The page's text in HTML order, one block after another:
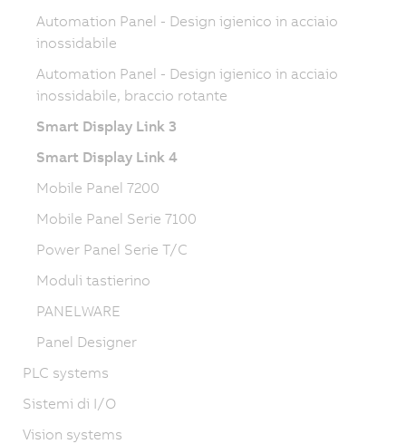
Automation Panel - Design igienico in acciaio
inossidabile
Automation Panel - Design igienico in acciaio
inossidabile, braccio rotante
Smart Display Link 3
Smart Display Link 4
Mobile Panel 7200
Mobile Panel Serie 7100
Power Panel Serie T/C
Moduli tastierino
PANELWARE
Panel Designer
PLC systems
Sistemi di I/O
Vision systems